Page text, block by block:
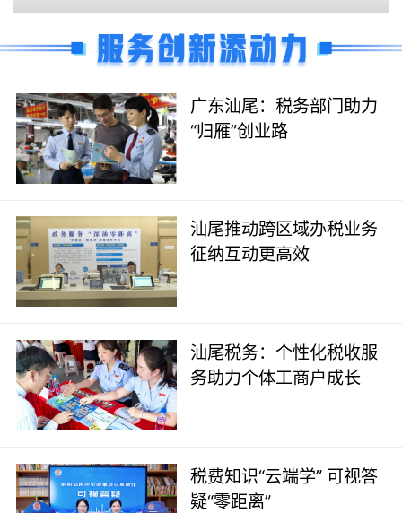
广东汕尾：税务部门助力
“归雁”创业路
汕尾推动跨区域办税业务
征纳互动更高效
汕尾税务：个性化税收服
务助力个体工商户成长
税费知识“云端学” 可视答
疑“零距离”